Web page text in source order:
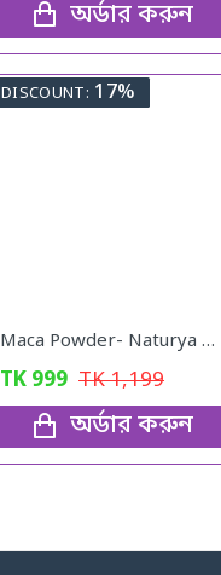
অর্ডার করুন
DISCOUNT: 17%
Maca Powder- Naturya Organic
TK 999 TK1,199
অর্ডার করুন